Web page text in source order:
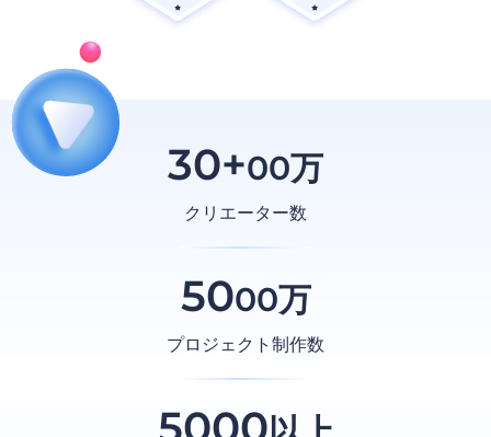
30+00万
クリエーター数
5000万
プロジェクト制作数